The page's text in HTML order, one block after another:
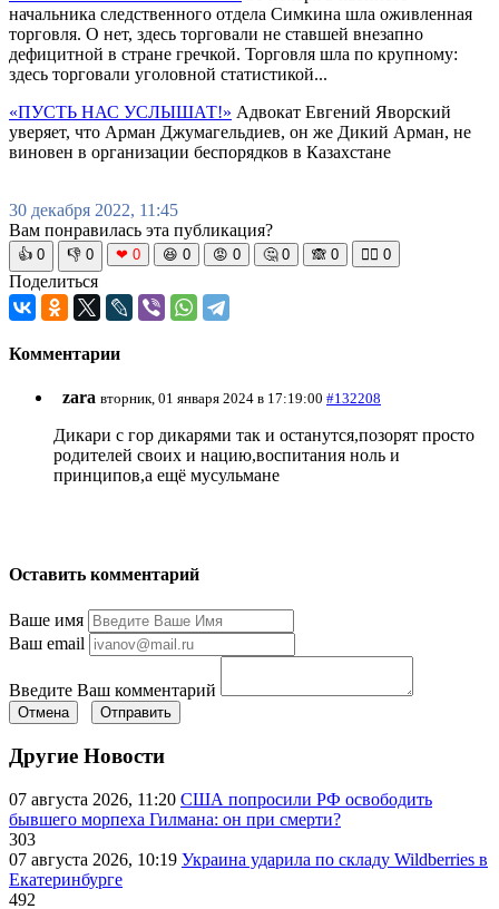
начальника следственного отдела Симкина шла оживленная
торговля. О нет, здесь торговали не ставшей внезапно
дефицитной в стране гречкой. Торговля шла по крупному:
здесь торговали уголовной статистикой...
«ПУСТЬ НАС УСЛЫШАТ!» Адвокат Евгений Яворский
уверяет, что Арман Джумагельдиев, он же Дикий Арман, не
виновен в организации беспорядков в Казахстане
30 декабря 2022, 11:45
Вам понравилась эта публикация?
👍 0 👎 0 ❤ 0 😆 0 😡 0 🤔 0 🙈 0 🧘‍♀️ 0
Поделиться
Комментарии
zara вторник, 01 января 2024 в 17:19:00 #132208
Дикари с гор дикарями так и останутся,позорят просто
родителей своих и нацию,воспитания ноль и
принципов,а ещё мусульмане
Оставить комментарий
Ваше имя
Ваш email
Введите Ваш комментарий
Отмена Отправить
Другие Новости
07 августа 2026, 11:20 США попросили РФ освободить
бывшего морпеха Гилмана: он при смерти?
303
07 августа 2026, 10:19 Украина ударила по складу Wildberries в
Екатеринбурге
492